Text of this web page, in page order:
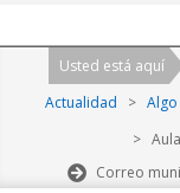
Navigation
Usted está aquí
Actualidad
>
>
Correo